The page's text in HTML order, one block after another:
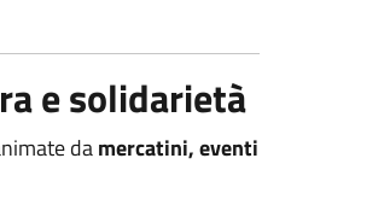
e solidarietà
damercatini, eventi